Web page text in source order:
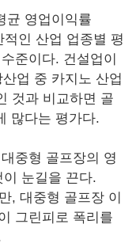
균 영업이익률
인 산업 업종별 평
준이다. 건설업이
업 중 카지노 산업
것과 비교하면 골
많다는 평가다.
중형 골프장의 영
눈길을 끈다.
, 대중형 골프장 이
그린피로 폭리를